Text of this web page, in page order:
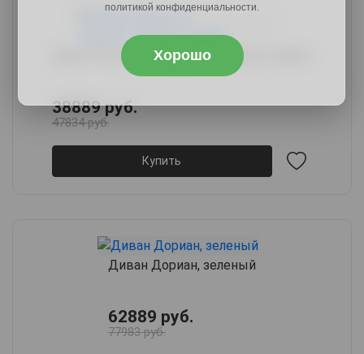
Диван Калисто с подлокотниками, графит
38889 руб.
47834 руб.
Купить
Диван Дориан, зеленый
62889 руб.
77983 руб.
политикой конфиденциальности.
Хорошо